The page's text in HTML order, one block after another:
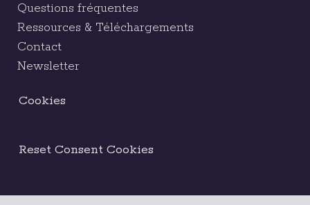
Questions fréquentes
Ressources & Téléchargements
Contact
Newsletter
Cookies
Reset Consent Cookies